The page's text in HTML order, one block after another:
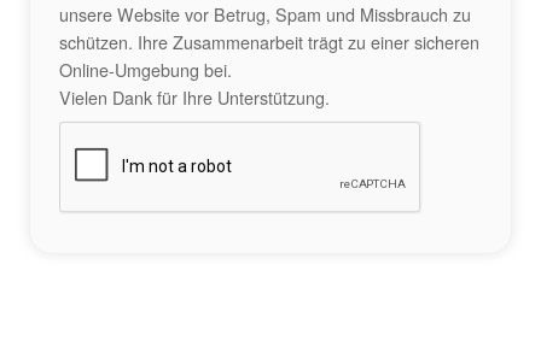
unsere Website vor Betrug, Spam und Missbrauch zu
schützen. Ihre Zusammenarbeit trägt zu einer sicheren
Online-Umgebung bei.
Vielen Dank für Ihre Unterstützung.